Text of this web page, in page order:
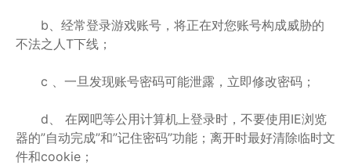
b、经常登录游戏账号，将正在对您账号构成威胁的
不法之人T下线；
c 、一旦发现账号密码可能泄露，立即修改密码；
d、 在网吧等公用计算机上登录时，不要使用IE浏览
器的”自动完成”和”记住密码”功能；离开时最好清除临时文
件和cookie；